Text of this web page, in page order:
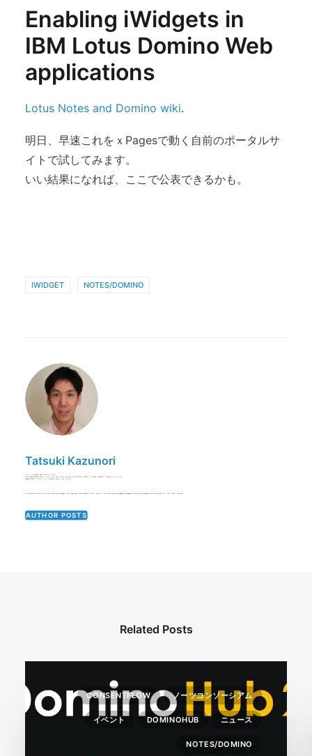
Enabling iWidgets in
IBM Lotus Domino Web
applications
Lotus Notes and Domino wiki.
明日、早速これをｘPagesで動く自前のポータルサ
イトで試してみます。
いい結果になれば、ここで公表できるかも。
IWIDGET NOTES/DOMINO
Tatsuki Kazunori
AUTHOR POSTS
Related Posts
CONSENTFLOW ノーツコンソーシアム
イベント DOMINOHUB ニュース
NOTES/DOMINO